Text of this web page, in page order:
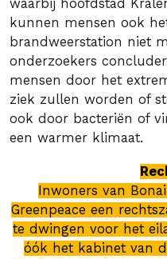
waarbij hoofdstad
kunnen mensen ook
brandweerstation niet
onderzoekers
mensen door het
ziek zullen worden of
ook door bacteriën of
een warmer klimaat.
Inwoners van
Greenpeace een
te dwingen voor het
óók het kabinet van